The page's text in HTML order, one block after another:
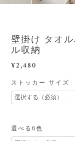
壁掛け タオ
ル収納
¥2,480
ストッカー サイズ
選べる6色